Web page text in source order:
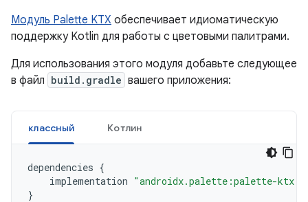
Модуль Palette KTX обеспечивает идиоматическую
поддержку Kotlin для работы с цветовыми палитрами.
Для использования этого модуля добавьте следующее
в файл build.gradle вашего приложения:
классный Котлин
dependencies {
implementation "androidx.palette:palette-
}